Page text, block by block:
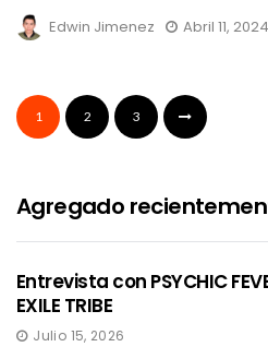
Edwin Jimenez Abril 11, 2024
1 2 3
Agregado
Entrevista con PSYCHIC
EXILE TRIBE
Julio 15, 2026